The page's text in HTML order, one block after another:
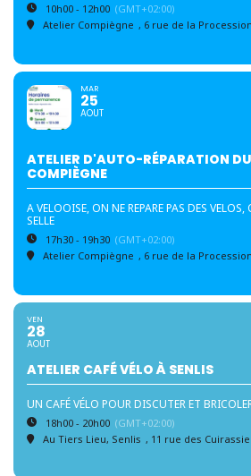
10h00 - 12h00 (GMT+02:00)
Atelier Compiègne , 6 rue de la
MAR
25
AOUT
ATELIER D'AUTO-RÉPARATION
COMPIÈGNE
A VELOOISE, ON NE REPARE PAS DES
SELLE
17h30 - 19h30 (GMT+02:00)
Atelier Compiègne , 6 rue de la
VEN
28
AOUT
ATELIER CAFÉ VÉLO À SENLIS
UN CAFÉ VÉLO POUR DISCUTER ET
18h00 - 20h00 (GMT+02:00)
Au Tiers Lieu, Senlis , 11 rue des